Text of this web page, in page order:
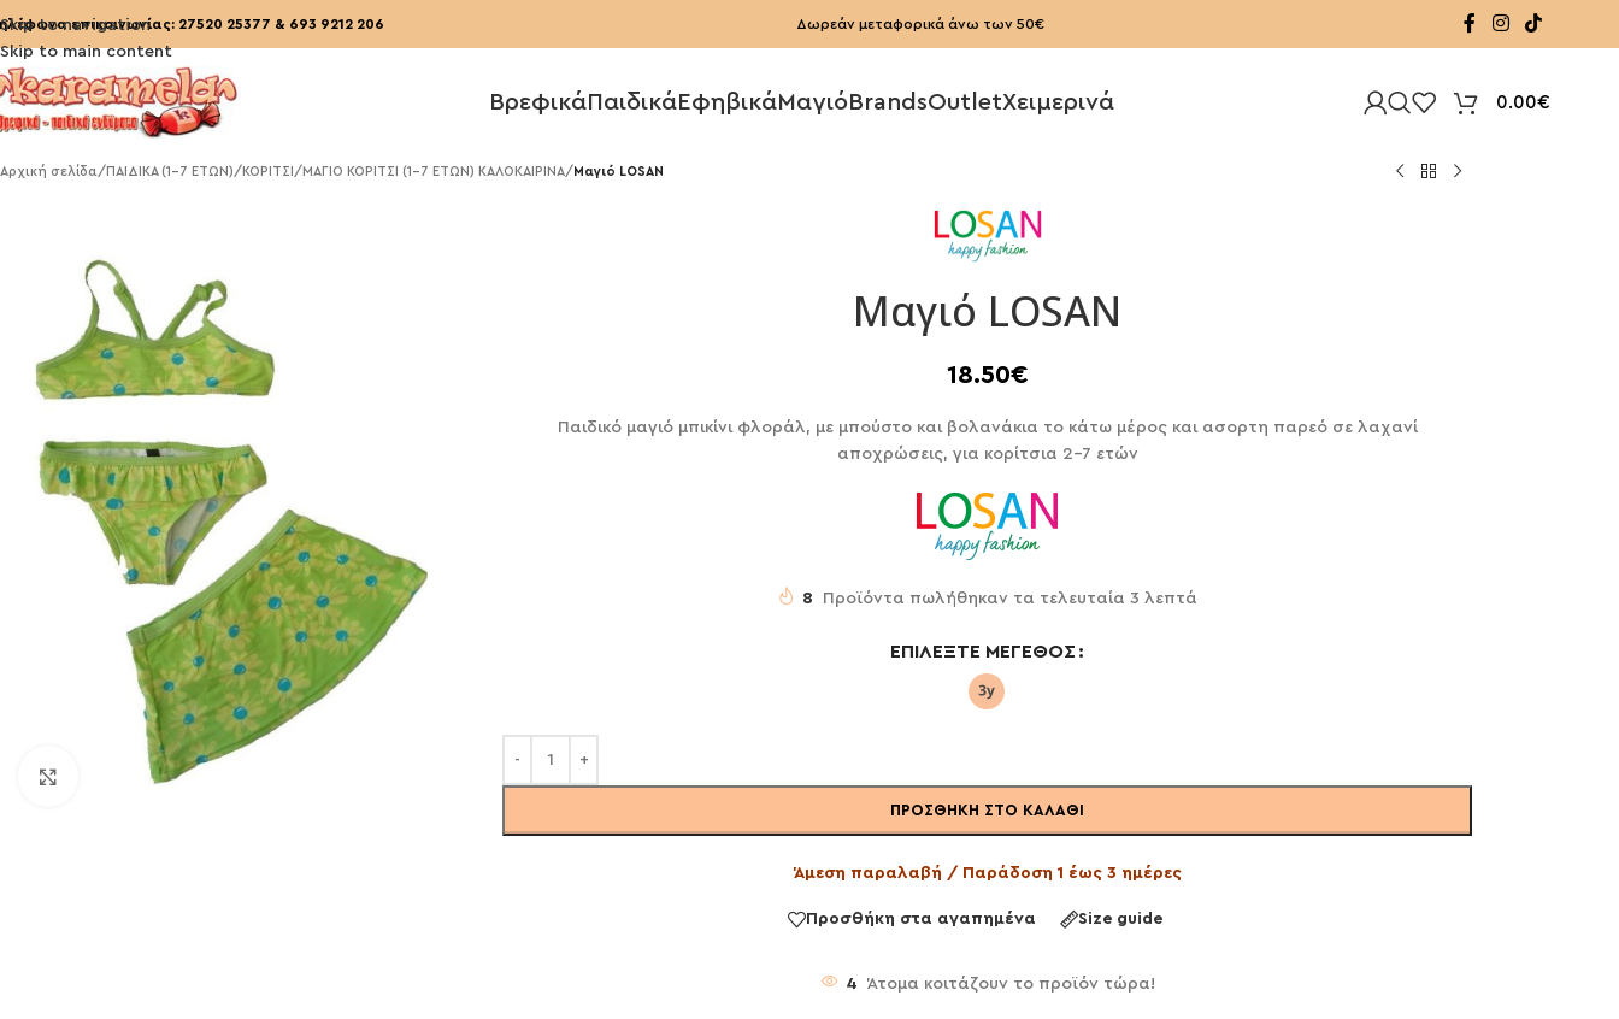
Skip to navigation
Skip to main content
επικοινωνίας: 27520 25377 & 693 9212 206 Δωρεάν μεταφορικά άνω των 50€
Βρεφικά Παιδικά ΕφηβικάΜαγιό BrandsOutletΧειμερινά 0.00€
Αρχική σελίδα/ ΠΑΙΔΙΚΑ (1-7 ΕΤΩΝ)/ ΚΟΡΙΤΣΙ /ΜΑΓΙΟ ΚΟΡΙΤΣΙ (1-7 ΕΤΩΝ) ΚΑΛΟΚΑΙΡΙΝΑ/Μαγιό LOSAN
Click to enlarge
Μαγιό LOSAN
18.50€
Παιδικό μαγιό μπικίνι φλοράλ, με μπούστο και βολανάκια το κάτω μέρος και ασορτη παρεό σε λαχανί
αποχρώσεις, για κορίτσια 2-7 ετών
8 Προϊόντα πωλήθηκαν τα τελευταία 3 λεπτά
ΕΠΙΛΈΞΤΕ ΜΈΓΕΘΟΣ
ΠΡΟΣΘΉΚΗ ΣΤΟ ΚΑΛΆΘΙ
Άμεση παραλαβή / Παράδοση 1 έως 3 ημέρες
Προσθήκη στα αγαπημένα Size guide
4 Άτομα κοιτάζουν το προϊόν τώρα!